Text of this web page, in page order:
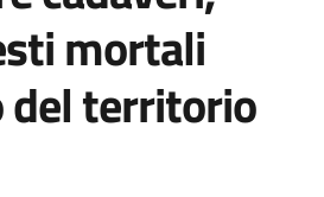
mortali
territorio